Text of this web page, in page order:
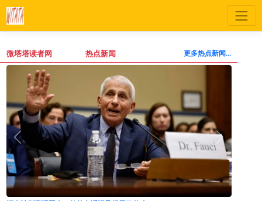
微塔塔读者网 热点新闻 更多热点新闻...
扎卢日尼：西方否认了乌克兰2023年孤立被占克里米亚的计划